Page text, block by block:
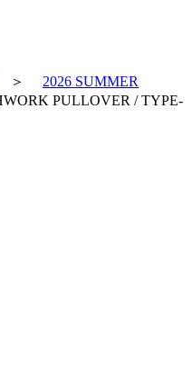
＞ 2026 SUMMER
PULLOVER / TYPE-